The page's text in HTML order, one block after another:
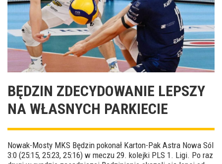
BĘDZIN ZDECYDOWANIE LEPSZY
NA WŁASNYCH PARKIECIE
Nowak-Mosty MKS Będzin pokonał Karton-Pak Astra Nowa Sól
3:0 (25:15, 25:23, 25:16) w meczu 29. kolejki PLS 1. Ligi. Po raz